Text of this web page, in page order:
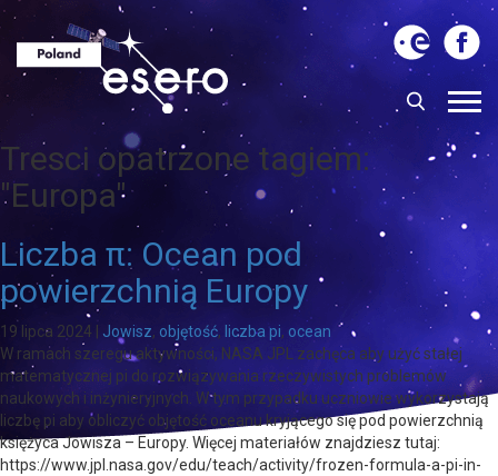
Tresci opatrzone tagiem:
"Europa"
Liczba π: Ocean pod
powierzchnią Europy
19 lipca 2024 | Jowisz, objętość, liczba pi, ocean
W ramach szeregu aktywności, NASA JPL zachęca aby użyć stałej
matematycznej pi do rozwiązywania rzeczywistych problemów
naukowych i inżynieryjnych. W tym przypadku uczniowie wykorzystają
liczbę pi aby obliczyć objętość oceanu kryjącego się pod powierzchnią
księżyca Jowisza – Europy. Więcej materiałów znajdziesz tutaj:
https://www.jpl.nasa.gov/edu/teach/activity/frozen-formula-a-pi-in-